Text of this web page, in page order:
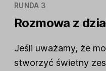
RUNDA 3
Rozmowa z
Jeśli uważamy, że
stworzyć świetny